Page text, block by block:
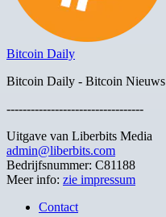
Bitcoin Daily
Bitcoin Daily - Bitcoin Nieuws
----------------------------------
Uitgave van Liberbits Media
admin@liberbits.com
Bedrijfsnummer: C81188
Meer info: zie impressum
Contact